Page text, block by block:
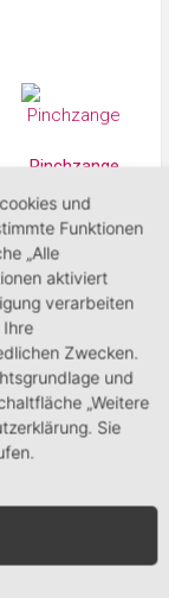
Pinchzange
17,95
In den
und
Funktionen
„Alle
aktiviert
verarbeiten
Zwecken.
und
„Weitere
Sie